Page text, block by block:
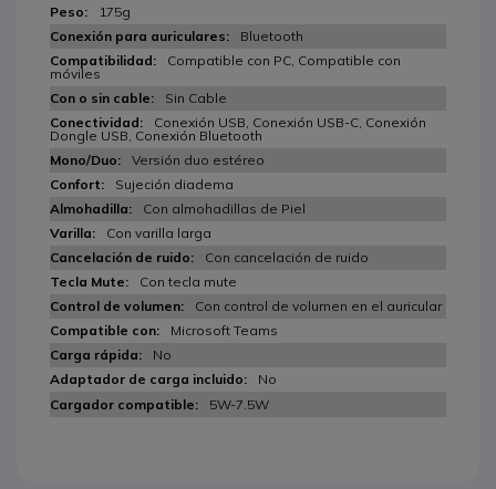
175g
Bluetooth
Compatible con PC, Compatible con
móviles
Sin Cable
Conexión USB, Conexión USB-C, Conexión
Dongle USB, Conexión Bluetooth
Versión duo estéreo
Sujeción diadema
Con almohadillas de Piel
Con varilla larga
Con cancelación de ruido
Con tecla mute
Con control de volumen en el auricular
Microsoft Teams
No
No
5W-7.5W